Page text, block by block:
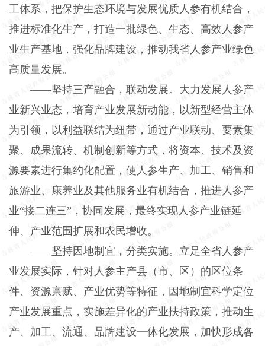
工体系，把保护生态环境与发展优质人参有机结合，
推进标准化生产，打造一批绿色、生态、高效人参产
业生产基地，强化品牌建设，推动我省人参产业绿色
高质量发展。
——坚持三产融合，联动发展。大力发展人参产
业新兴业态，培育产业发展新动能，以新型经营主体
为引领，以利益联结为纽带，通过产业联动、要素集
聚、成果流转、机制创新等方式，将资本、技术及资
源要素进行集约化配置，使人参生产、加工、销售和
旅游业、康养业及其他服务业有机结合，推进人参产
业“接二连三”，协同发展，最终实现人参产业链延
伸、产业范围扩展和农民增收。
——坚持因地制宜，分类实施。立足全省人参产
业发展实际，针对人参主产县（市、区）的区位条
件、资源禀赋、产业优势等特征，因地制宜科学定位
产业发展重点，实施差异化的产业扶持政策，推动生
产、加工、流通、品牌建设一体化发展，加快形成各